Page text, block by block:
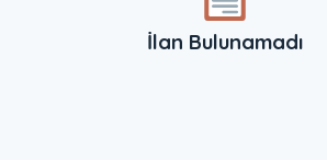
İlan Bulunamadı